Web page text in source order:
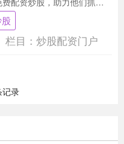
平台名称和简介：**提供平
栏目： 炒股配资门户
记录